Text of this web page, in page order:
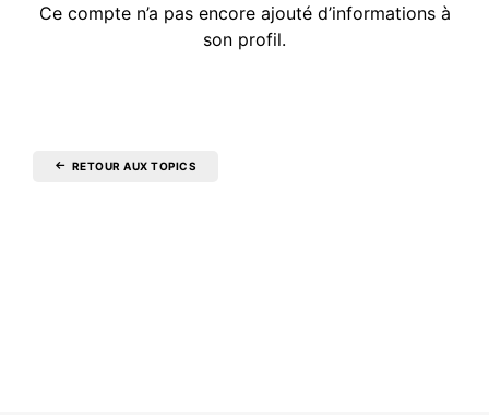
Ce compte n’a pas encore ajouté d’informations à
son profil.
RETOUR AUX TOPICS